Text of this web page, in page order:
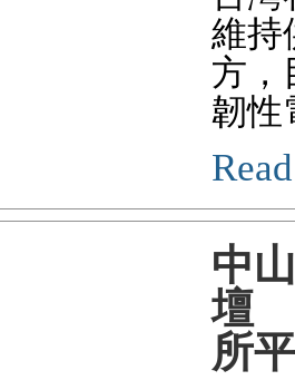
維持
方，
韌性
中
壇
所